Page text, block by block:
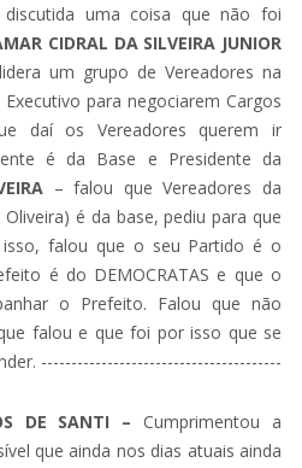
uma coisa que não foi
CIDRAL DA SILVEIRA JUNIOR
um grupo de Vereadores na
para negociarem Cargos
daí os Vereadores querem ir
é da Base e Presidente da
– falou que Vereadores da
é da base, pediu para que
falou que o seu Partido é o
é do DEMOCRATAS e que o
o Prefeito. Falou que não
falou e que foi por isso que se
----------------------------------------
DE SANTI – Cumprimentou a
que ainda nos dias atuais ainda